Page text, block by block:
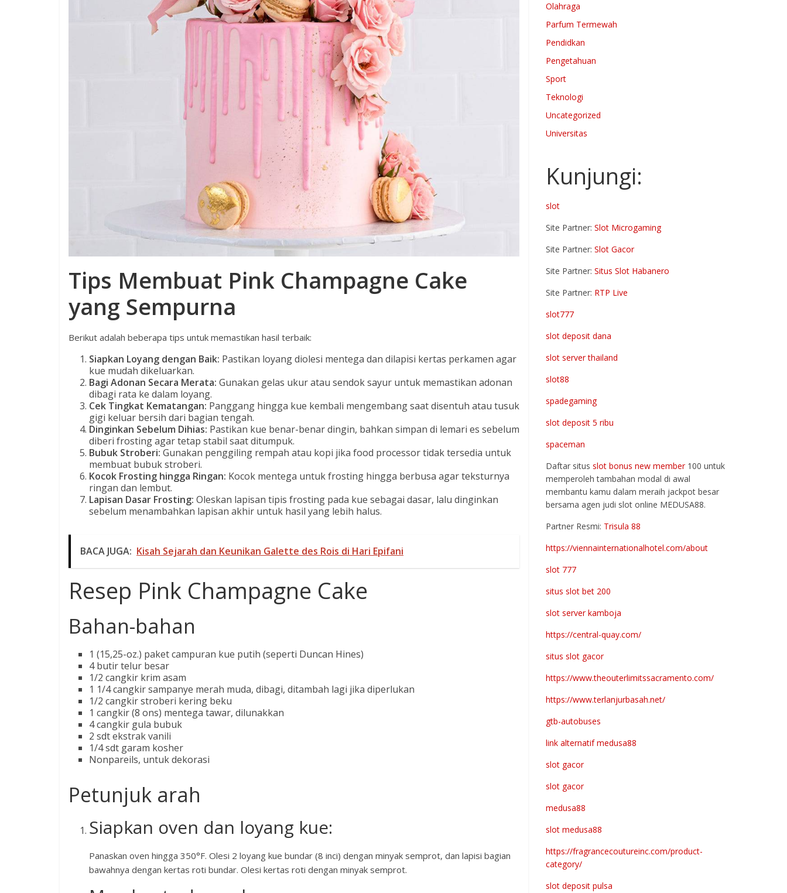
Tips Membuat Pink Champagne Cake
yang Sempurna
Berikut adalah beberapa tips untuk memastikan hasil terbaik:
Siapkan Loyang dengan Baik: Pastikan loyang diolesi mentega dan dilapisi kertas perkamen agar
kue mudah dikeluarkan.
Bagi Adonan Secara Merata: Gunakan gelas ukur atau sendok sayur untuk memastikan adonan
dibagi rata ke dalam loyang.
Cek Tingkat Kematangan: Panggang hingga kue kembali mengembang saat disentuh atau tusuk
gigi keluar bersih dari bagian tengah.
Dinginkan Sebelum Dihias: Pastikan kue benar-benar dingin, bahkan simpan di lemari es sebelum
diberi frosting agar tetap stabil saat ditumpuk.
Bubuk Stroberi: Gunakan penggiling rempah atau kopi jika food processor tidak tersedia untuk
membuat bubuk stroberi.
Kocok Frosting hingga Ringan: Kocok mentega untuk frosting hingga berbusa agar teksturnya
ringan dan lembut.
Lapisan Dasar Frosting: Oleskan lapisan tipis frosting pada kue sebagai dasar, lalu dinginkan
sebelum menambahkan lapisan akhir untuk hasil yang lebih halus.
BACA JUGA: Kisah Sejarah dan Keunikan Galette des Rois di Hari Epifani
Resep Pink Champagne Cake
Bahan-bahan
1 (15,25-oz.) paket campuran kue putih (seperti Duncan Hines)
4 butirtelur besar
1/2 cangkir krim asam
1 1/4cangkirsampanye merah muda, dibagi, ditambah lagi jika diperlukan
1/2 cangkirstroberi kering beku
1 cangkir(8 ons) mentega tawar, dilunakkan
4cangkir gula bubuk
2 sdtekstrak vanili
1/4sdt garam kosher
Nonpareils, untuk dekorasi
Petunjuk arah
Siapkan oven dan loyang kue:
Panaskan oven hingga 350°F. Olesi 2 loyang kue bundar (8 inci) dengan minyak semprot, dan lapisi bagian
bawahnya dengan kertas roti bundar. Olesi kertas roti dengan minyak semprot.
Olahraga
Parfum Termewah
Pendidkan
Pengetahuan
Sport
Teknologi
Uncategorized
Universitas
Kunjungi:
slot
Site Partner: Slot Microgaming
Site Partner: Slot Gacor
Site Partner: Situs Slot Habanero
Site Partner: RTP Live
slot777
slot deposit dana
slot server thailand
slot88
spadegaming
slot deposit 5 ribu
spaceman
Daftar situs slot bonus new member100 untuk
memperoleh tambahan modal di awal
membantu kamu dalam meraih jackpot besar
bersama agen judi slot online MEDUSA88.
Partner Resmi: Trisula 88
https://viennainternationalhotel.com/about
slot 777
situs slot bet 200
slot server kamboja
https://central-quay.com/
situs slot gacor
https://www.theouterlimitssacramento.com/
https://www.terlanjurbasah.net/
gtb-autobuses
link alternatif medusa88
slot gacor
slot gacor
medusa88
slot medusa88
https://fragrancecoutureinc.com/product-
category/
slot deposit pulsa